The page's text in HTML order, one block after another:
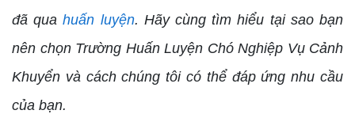
đã quahuấn luyện. Hãy cùng tìm hiểu tại sao bạn
nên chọn Trường Huấn Luyện Chó Nghiệp Vụ Cảnh
Khuyển và cách chúng tôi có thể đáp ứng nhu cầu
của bạn.